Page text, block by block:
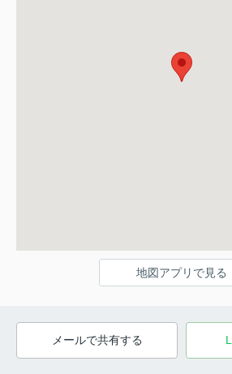
地図アプリで見る
メールで共有する